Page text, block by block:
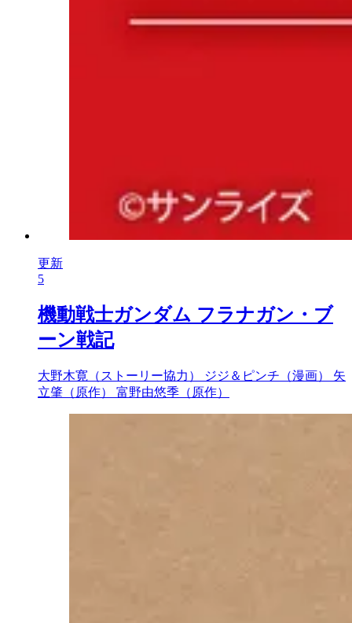
更新
5
機動戦士ガンダム フラナガン・ブ
ーン戦記
大野木寛（ストーリー協力） ジジ＆ピンチ（漫画） 矢
立肇（原作） 富野由悠季（原作）